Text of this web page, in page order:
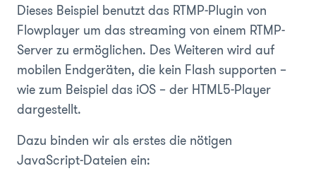
Dieses Beispiel benutzt das RTMP-Plugin von
Flowplayer um das streaming von einem RTMP-
Server zu ermöglichen. Des Weiteren wird auf
mobilen Endgeräten, die kein Flash supporten –
wie zum Beispiel das iOS – der HTML5-Player
dargestellt.
Dazu binden wir als erstes die nötigen
JavaScript-Dateien ein: